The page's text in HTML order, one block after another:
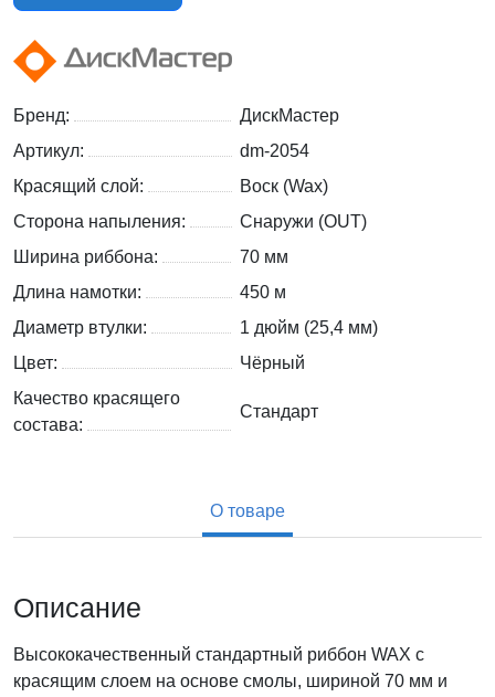
Бренд:
ДискМастер
Артикул:
dm-2054
Красящий слой:
Воск (Wax)
Сторона напыления:
Снаружи (OUT)
Ширина риббона:
70 мм
Длина намотки:
450 м
Диаметр втулки:
1 дюйм (25,4 мм)
Цвет:
Чёрный
Качество красящего
состава:
Стандарт
О товаре
Описание
Высококачественный стандартный риббон WAX с
красящим слоем на основе смолы, шириной 70 мм и